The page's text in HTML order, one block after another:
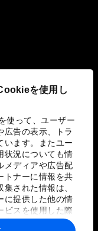
を使用し
使って、ユーザー
広告の表示、トラ
います。またユー
状況についても情
メディアや広告配
トナーに情報を共
された情報は、
に提供した他の情
ビスを使用した際
合わされ、各パー